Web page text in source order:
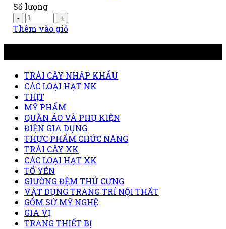
Số lượng
Thêm vào giỏ
TRÁI CÂY NHẬP KHẨU
CÁC LOẠI HẠT NK
THỊT
MỸ PHẨM
QUẦN ÁO VÀ PHỤ KIỆN
ĐIỆN GIA DỤNG
THỰC PHẨM CHỨC NĂNG
TRÁI CÂY XK
CÁC LOẠI HẠT XK
TỔ YẾN
GIƯỜNG ĐỆM THÚ CƯNG
VẬT DỤNG TRANG TRÍ NỘI THẤT
GỐM SỨ MỸ NGHỆ
GIA VỊ
TRANG THIẾT BỊ